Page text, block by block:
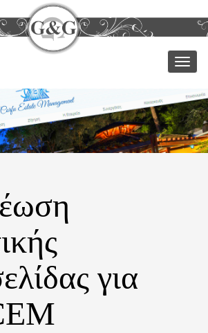
για